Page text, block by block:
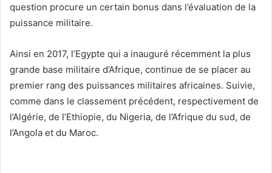
question procure un certain bonus dans l’évaluation de la
puissance militaire.
Ainsi en 2017, l’Egypte qui a inauguré récemment la plus
grande base militaire d’Afrique, continue de se placer au
premier rang des puissances militaires africaines. Suivie,
comme dans le classement précédent, respectivement de
l’Algérie, de l’Ethiopie, du Nigeria, de l’Afrique du sud, de
l’Angola et du Maroc.